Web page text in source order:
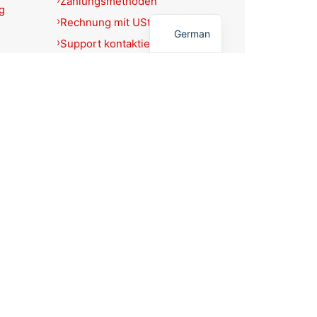
Rechnung mit USt.-Ausweis?
Support kontaktieren
German